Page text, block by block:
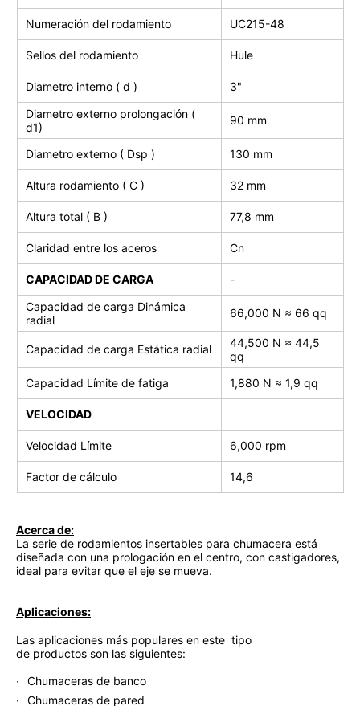
Numeración del rodamiento UC215-48
Sellos del rodamiento Hule
Diametro interno ( d )
3"
Diametro externo prolongación (
d1)
90 mm
Diametro externo ( Dsp ) 130 mm
Altura rodamiento ( C ) 32 mm
Altura total ( B ) 77,8 mm
Claridad entre los aceros Cn
CAPACIDAD DE CARGA
-
Capacidad de carga Dinámica
radial
66,000 N ≈ 66 qq
Capacidad de carga Estática radial
44,500 N ≈ 44,5
qq
Capacidad Límite de fatiga
1,880 N ≈ 1,9 qq
VELOCIDAD
Velocidad Límite 6,000 rpm
Factor de cálculo 14,6
Acerca de:
La serie de rodamientos insertables para chumacera está
diseñada con una prologación en el centro, con castigadores,
ideal para evitar que el eje se mueva.
Aplicaciones:
Las aplicaciones más populares en este tipo
de productos son las siguientes:
Chumaceras de banco
Chumaceras de pared